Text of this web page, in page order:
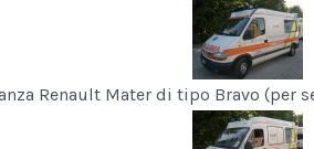
Renault Mater di tipo Bravo (per